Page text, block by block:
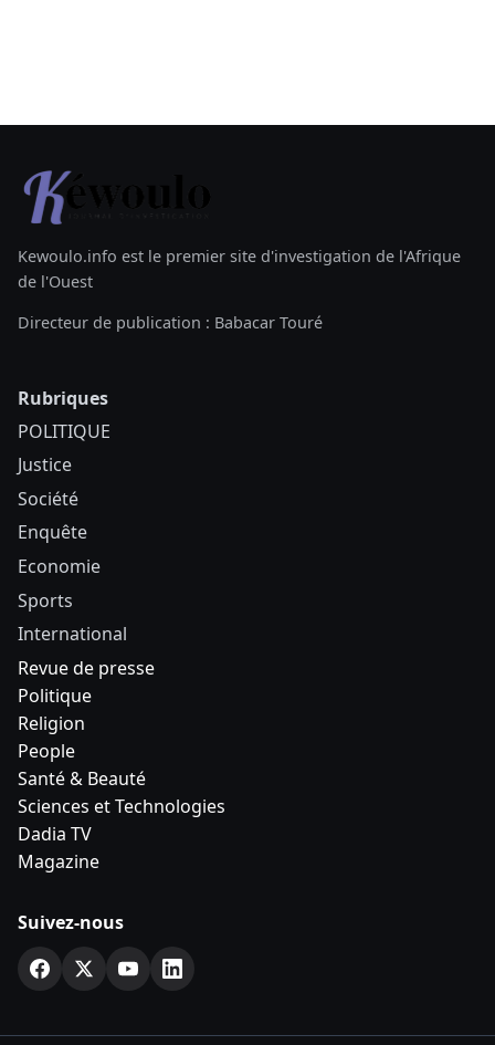
Kewoulo.info est le premier site d'investigation de l'Afrique
de l'Ouest
Directeur de publication : Babacar Touré
Rubriques
POLITIQUE
Justice
Société
Enquête
Economie
Sports
International
Revue de presse
Politique
Religion
People
Santé & Beauté
Sciences et Technologies
Dadia TV
Magazine
Suivez-nous